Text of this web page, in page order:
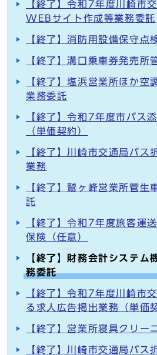
【終了】令和7年度川崎市
WEBサイト作成等業務委託
【終了】消防用設備保守点
【終了】溝口乗車券発売所
【終了】塩浜営業所ほか空
業務委託
【終了】令和7年度市バス
（単価契約）
【終了】川崎市交通局バス
業務
【終了】鷲ヶ峰営業所菅生
託
【終了】令和7年度旅客運
保険（任意）
【終了】財務会計システム
務委託
【終了】令和7年度川崎市
る求人広告掲出業務（単価
【終了】営業所寝具クリー
【終了】川崎市交通局バス